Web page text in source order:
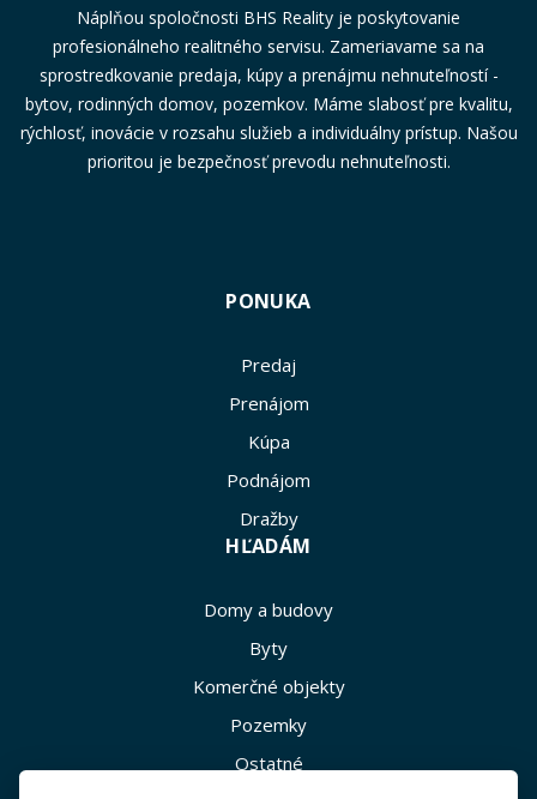
Náplňou spoločnosti BHS Reality je poskytovanie
profesionálneho realitného servisu. Zameriavame sa na
sprostredkovanie predaja, kúpy a prenájmu nehnuteľností -
bytov, rodinných domov, pozemkov. Máme slabosť pre kvalitu,
rýchlosť, inovácie v rozsahu služieb a individuálny prístup. Našou
prioritou je bezpečnosť prevodu nehnuteľnosti.
PONUKA
Predaj
Prenájom
Kúpa
Podnájom
Dražby
HĽADÁM
Domy a budovy
Byty
Komerčné objekty
Pozemky
Ostatné